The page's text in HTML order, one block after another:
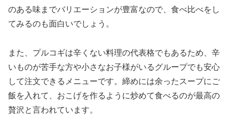
のある味までバリエーションが豊富なので、食べ比べをし
てみるのも面白いでしょう。
また、プルコギは辛くない料理の代表格でもあるため、辛
いものが苦手な方や小さなお子様がいるグループでも安心
して注文できるメニューです。締めには余ったスープにご
飯を入れて、おこげを作るように炒めて食べるのが最高の
贅沢と言われています。